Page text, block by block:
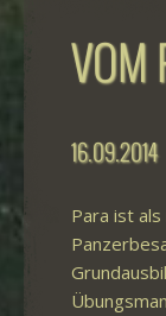
VOM
16.09.2014
Para ist